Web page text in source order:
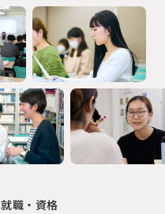
就職・資格